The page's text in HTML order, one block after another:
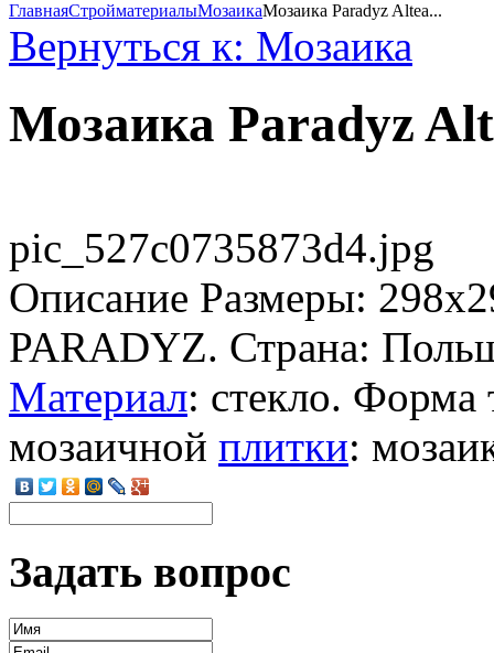
ГлавнаяСтройматериалыМозаикаМозаика Paradyz Altea...
Вернуться к: Мозаика
Мозаика Paradyz
pic_527c0735873d4.jpg
Описание Размеры:
PARADYZ. Страна:
Материал: стекло. Форма
мозаичной плитки:
Задать вопрос